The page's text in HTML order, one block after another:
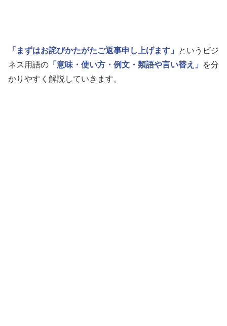
「まずはお詫びかたがたご返事申し上げます」
というビジ
ネス用語の 「意味・使い方・例文・類語や言い替え」
を分
かりやすく解説していきます。